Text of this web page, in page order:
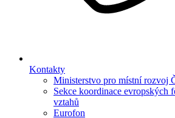
Kontakty
Ministerstvo pro místní rozvoj
Sekce koordinace evropských
vztahů
Eurofon